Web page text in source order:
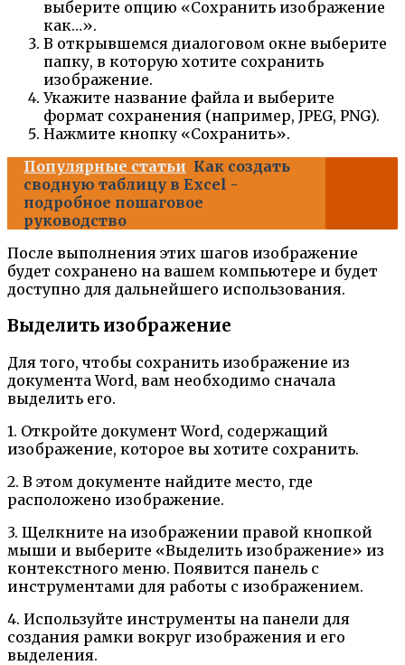
выберите опцию «Сохранить изображение
как…».
В открывшемся диалоговом окне выберите
папку, в которую хотите сохранить
изображение.
Укажите название файла и выберите
формат сохранения (например, JPEG, PNG).
Нажмите кнопку «Сохранить».
Популярные статьи Как создать
сводную таблицу в Excel -
подробное пошаговое
руководство
После выполнения этих шагов изображение
будет сохранено на вашем компьютере и будет
доступно для дальнейшего использования.
Выделить изображение
Для того, чтобы сохранить изображение из
документа Word, вам необходимо сначала
выделить его.
1. Откройте документ Word, содержащий
изображение, которое вы хотите сохранить.
2. В этом документе найдите место, где
расположено изображение.
3. Щелкните на изображении правой кнопкой
мыши и выберите «Выделить изображение» из
контекстного меню. Появится панель с
инструментами для работы с изображением.
4. Используйте инструменты на панели для
создания рамки вокруг изображения и его
выделения.